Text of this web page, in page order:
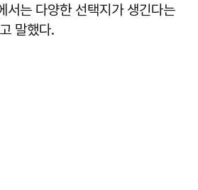
서는 다양한 선택지가 생긴다는
말했다.